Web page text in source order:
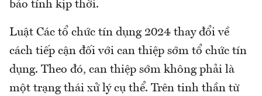
bảo tính kịp thời.
Luật Các tổ chức tín dụng 2024 thay đổi về
cách tiếp cận đối với can thiệp sớm tổ chức tín
dụng. Theo đó, can thiệp sớm không phải là
một trạng thái xử lý cụ thể. Trên tinh thần từ